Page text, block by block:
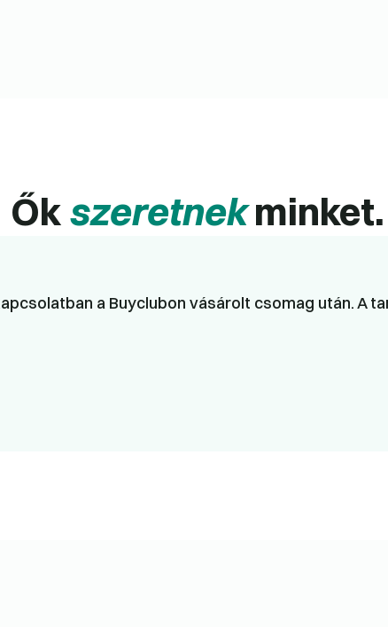
Őkszeretnekminket.
a Buyclubon vásárolt csomag után. A